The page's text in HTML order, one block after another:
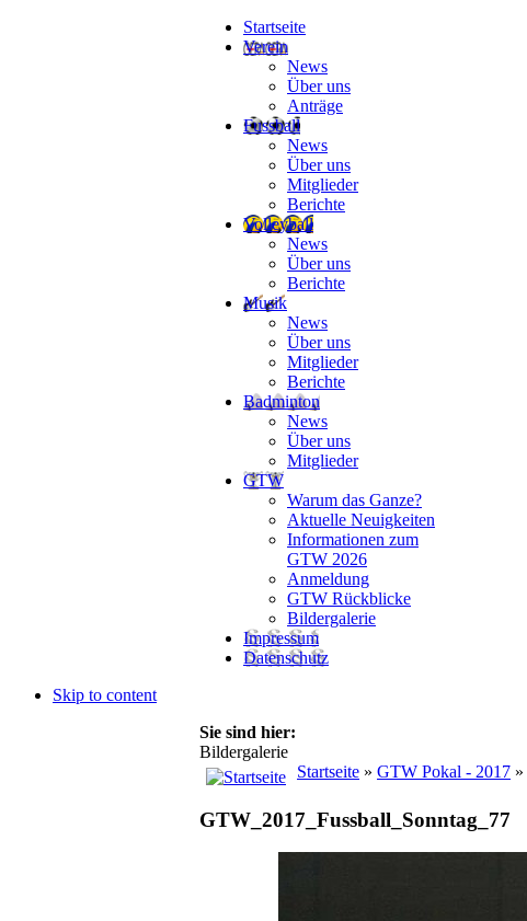
Startseite
Verein
News
Über uns
Anträge
Fussball
News
Über uns
Mitglieder
Berichte
Volleyball
News
Über uns
Berichte
Musik
News
Über uns
Mitglieder
Berichte
Badminton
News
Über uns
Mitglieder
GTW
Warum das Ganze?
Aktuelle Neuigkeiten
Informationen zum
GTW 2026
Anmeldung
GTW Rückblicke
Bildergalerie
Impressum
Datenschutz
Skip to content
Sie sind hier:
Bildergalerie
Startseite » GTW Pokal - 2017 »
GTW_2017_Fussball_Sonntag_77